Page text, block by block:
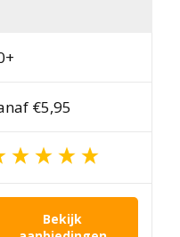
€5,95
Bekijk